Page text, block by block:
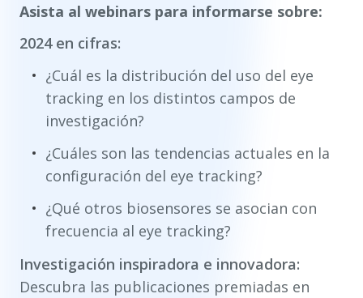
Asista al webinars para informarse sobre:
2024 en cifras:
¿Cuál es la distribución del uso del eye
tracking en los distintos campos de
investigación?
¿Cuáles son las tendencias actuales en la
configuración del eye tracking?
¿Qué otros biosensores se asocian con
frecuencia al eye tracking?
Investigación inspiradora e innovadora:
Descubra las publicaciones premiadas en